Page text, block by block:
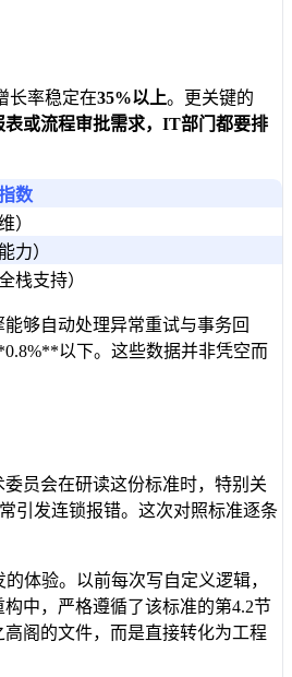
长率稳定在35%以上。更关键的
或流程审批需求，IT部门都要排
数
）
力）
栈支持）
够自动处理异常重试与事务回
以下。这些数据并非凭空而
员会在研读这份标准时，特别关
引发连锁报错。这次对照标准逐条
体验。以前每次写自定义逻辑，
中，严格遵循了该标准的第4.2节
阁的文件，而是直接转化为工程